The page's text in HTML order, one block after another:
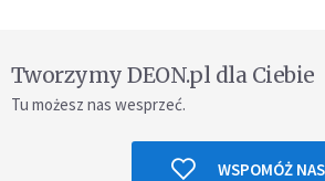
Tworzymy DEON.pl dla Ciebie
Tu możesz nas wesprzeć.
WSPOMÓŻ NAS